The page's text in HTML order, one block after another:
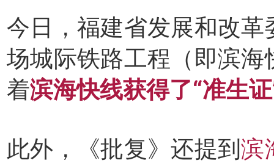
今日，福建省发展和改
场城际铁路工程（即滨
着滨海快线获得了“准生
此外，《批复》还提到滨